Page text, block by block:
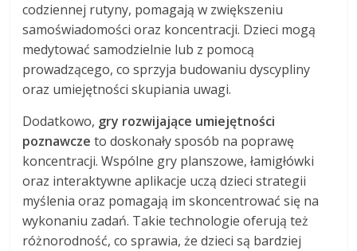
codziennej rutyny, pomagają w zwiększeniu
samoświadomości oraz koncentracji. Dzieci mogą
medytować samodzielnie lub z pomocą
prowadzącego, co sprzyja budowaniu dyscypliny
oraz umiejętności skupiania uwagi.
Dodatkowo, gry rozwijające umiejętności
poznawcze to doskonały sposób na poprawę
koncentracji. Wspólne gry planszowe, łamigłówki
oraz interaktywne aplikacje uczą dzieci strategii
myślenia oraz pomagają im skoncentrować się na
wykonaniu zadań. Takie technologie oferują też
różnorodność, co sprawia, że dzieci są bardziej